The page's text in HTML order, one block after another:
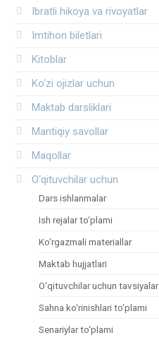
Ibratli hikoya va rivoyatlar
Imtihon biletlari
Kitoblar
Ko‘zi ojizlar uchun
Maktab darsliklari
Mantiqiy savollar
Maqollar
O‘qituvchilar uchun
Dars ishlanmalar
Ish rejalar to‘plami
Ko‘rgazmali materiallar
Maktab hujjatlari
O‘qituvchilar uchun tavsiyalar
Sahna ko‘rinishlari to‘plami
Senariylar to‘plami